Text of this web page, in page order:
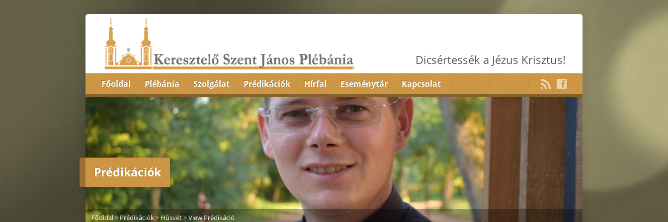
Dicsértessék a Jézus Krisztus!
Főoldal Plébánia Szolgálat Prédikációk Hírfal Eseménytár Kapcsolat
Prédikációk
Főoldal>Prédikációk> Húsvét>View Prédikáció